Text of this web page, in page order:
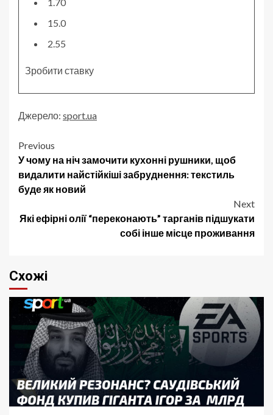
15.0
2.55
Зробити ставку
Джерело: sport.ua
Post
navigation
Previous
У чому на ніч замочити кухонні рушники, щоб
видалити найстійкіші забруднення: текстиль
буде як новий
Next
Які ефірні олії “переконають” тарганів підшукати
собі інше місце проживання
Схожі